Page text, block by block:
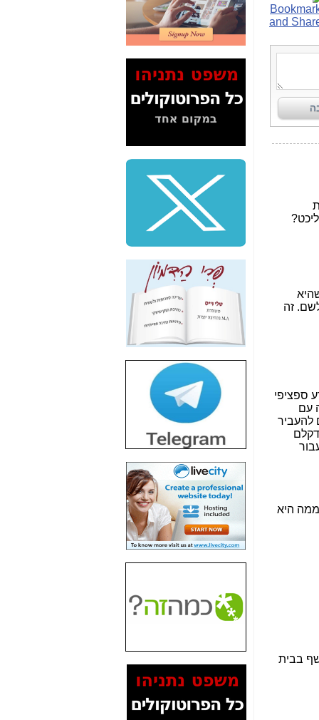
2" על תעלולי השר
משה כחלון -כאן
המשך חשיפת הבלוף
ששמו "מהפיכת
הסלולר" ואיך מסרסים
כאן
סיכום ביקור בסיליקון
משקיעות ומפתחות
באותם תחומים -כאן
שלמה פילבר (עד
לאחרונה מנכ"ל משרד
התקשורת) - עד
מדינה? הצחקתם
"יש אפליה בחקירה"?
חשיפה: למה השר
משה כחלון לא נחקר
עד היום? -
כאן
חשיפת חשד לשחיתות
הדומה לזו של "תיק
הסלולר -כאן
חשיפת מה שלא
רוצים שתדעו בעניין
פריסת אנלימיטד
(בניחוח בלתי נסבל) -
כאן
חשיפה: איוב קרא
אישר לקבוצת סלקום
בדיוק מה שביבי אישר
כאן
האם השר איוב קרא
היה צריך בכלל לחתום
על האישור, שנתן
האם ביבי וקרא קבלו
בכלל תמורה עבור
ההטבות הרגולטוריות
המסמכים בנושא בזק-
Yes (תיק 4000)
מוכיחים "תפירת תיק"
לאיש הלא נכון! -כאן